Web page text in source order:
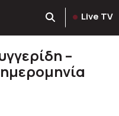
Live TV
–